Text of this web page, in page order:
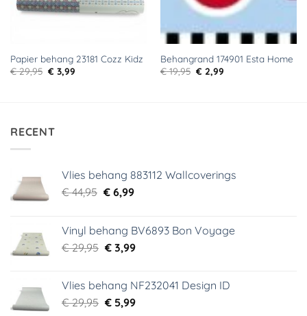
Papier behang 23181 Cozz Kidz
€29,95 Oorspronkelijke
prijs
€ 3,99Huidige
Behangrand 174901 Esta Home
€19,95 Oorspronkelijke
prijs
€ 2,99Huidige
RECENT
Vlies behang 883112 Wallcoverings
€44,95 Oorspronkelijke
€ 44,95.
€6,99Huidige
€ 6,99.
Vinyl behang BV6893 Bon Voyage
€29,95 Oorspronkelijke
€ 29,95.
€3,99Huidige
€ 3,99.
Vlies behang NF232041 Design ID
€29,95 Oorspronkelijke
€5,99Huidige